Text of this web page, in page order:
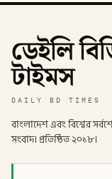
ডেইলি
টাইমস
DAILY BD TIMES
বাংলাদেশ এবং বিশ্বের
সংবাদ। প্রতিষ্ঠিত ২০১৮।